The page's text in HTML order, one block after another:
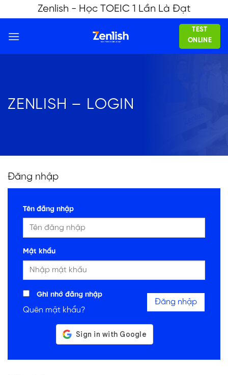
to
content
Zenlish - Học TOEIC 1 Lần Là Đạt
TEST
ONLINE
ZENLISH – LOGIN
Đăng nhập
Tên đăng nhập
Mật khẩu
Ghi nhớ đăng nhập
Quên mật khẩu?
Đăng nhập